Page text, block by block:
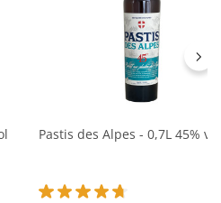
Pastis des Alpes - 0,7L 45% vol